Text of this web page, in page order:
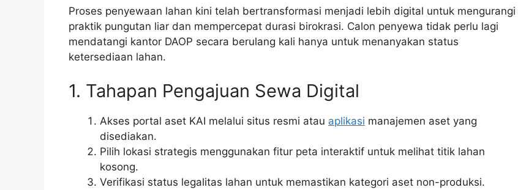
Proses penyewaan lahan kini telah bertransformasi menjadi lebih digital untuk mengurangi
praktik pungutan liar dan mempercepat durasi birokrasi. Calon penyewa tidak perlu lagi
mendatangi kantor DAOP secara berulang kali hanya untuk menanyakan status
ketersediaan lahan.
1. Tahapan Pengajuan Sewa Digital
Akses portal aset KAI melalui situs resmi atau aplikasi manajemen aset yang
disediakan.
Pilih lokasi strategis menggunakan fitur peta interaktif untuk melihat titik lahan
kosong.
Verifikasi status legalitas lahan untuk memastikan kategori aset non-produksi.